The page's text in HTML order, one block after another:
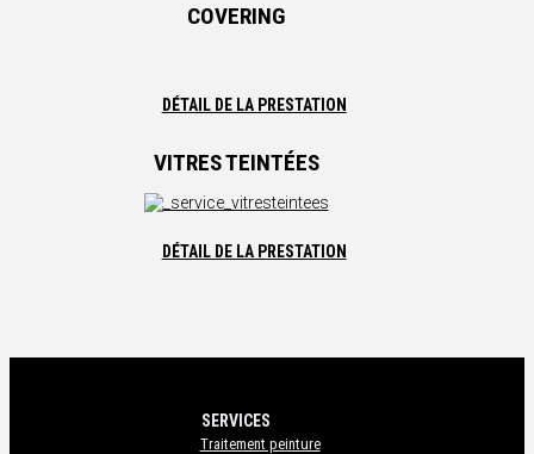
COVERING
DÉTAIL DE LA PRESTATION
VITRES TEINTÉES
DÉTAIL DE LA PRESTATION
SERVICES
Traitement peinture